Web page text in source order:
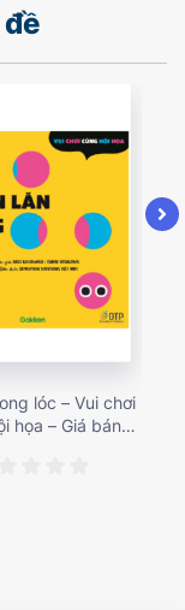
lóc – Vui chơi
họa – Giá bán